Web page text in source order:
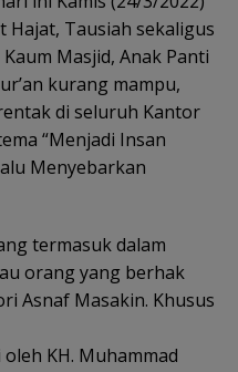
Hajat, Tausiah sekaligus
Masjid, Anak Panti
kurang mampu,
di seluruh Kantor
“Menjadi Insan
Menyebarkan
termasuk dalam
orang yang berhak
Asnaf Masakin. Khusus
KH. Muhammad